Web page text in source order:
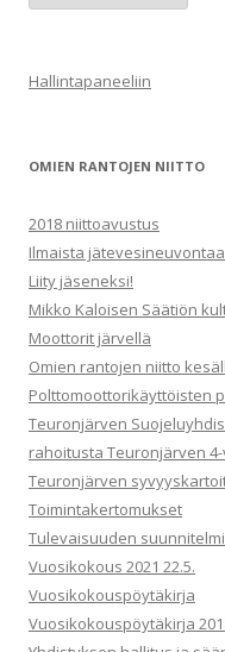
p
u
m
Hallintapaneeliin
OMIEN RANTOJEN NIITTO
2018 niittoavustus
Ilmaista jätevesineuvontaa
Liity jäseneksi!
Mikko Kaloisen Säätiön
Moottorit järvellä
Omien rantojen niitto
Polttomoottorikäyttöisten
Teuronjärven
rahoitusta Teuronjärven
Teuronjärven
Toimintakertomukset
Tulevaisuuden
Vuosikokous 2021 22.5.
Vuosikokouspöytäkirja
Vuosikokouspöytäkirja